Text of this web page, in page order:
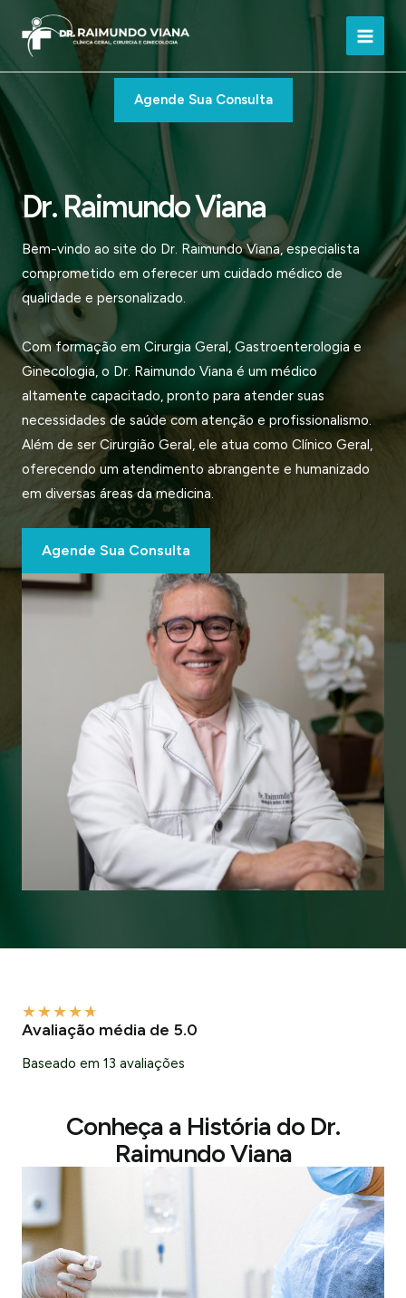
para
conteúdo
Main
Agende Sua Consulta
Dr. Raimundo Viana
Bem-vindo ao site do Dr. Raimundo Viana, especialista
comprometido em oferecer um cuidado médico de
qualidade e personalizado.
Com formação em Cirurgia Geral, Gastroenterologia e
Ginecologia, o Dr. Raimundo Viana é um médico
altamente capacitado, pronto para atender suas
necessidades de saúde com atenção e profissionalismo.
Além de ser Cirurgião Geral, ele atua como Clínico Geral,
oferecendo um atendimento abrangente e humanizado
em diversas áreas da medicina.
Agende Sua Consulta
★★★★★
Avaliação média de 5.0
Baseado em 13 avaliações
Conheça a História do Dr.
Raimundo Viana